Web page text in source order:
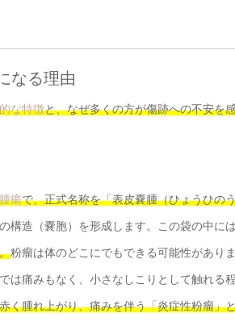
なる理由
な特徴と、なぜ多くの方が傷跡への不安を
瘍で、正式名称を「表皮嚢腫（ひょうひの
構造（嚢胞）を形成します。この袋の中に
粉瘤は体のどこにでもできる可能性があり
は痛みもなく、小さなしこりとして触れる
赤く腫れ上がり、痛みを伴う「炎症性粉瘤」